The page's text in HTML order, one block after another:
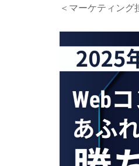
＜マーケティング